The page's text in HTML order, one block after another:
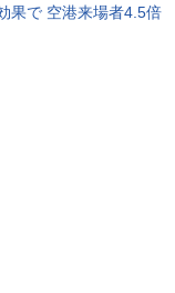
果で 空港来場者4.5倍